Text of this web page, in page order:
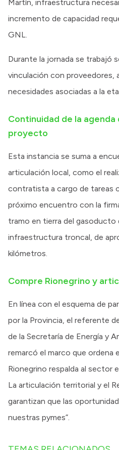
Martín, infraestructura
incremento de capacidad
GNL.
Durante la jornada se trabajó
vinculación con proveedores,
necesidades asociadas a la
Continuidad de la
proyecto
Esta instancia se suma a
articulación local, como el
contratista a cargo de tareas
próximo encuentro con la
tramo en tierra del gasoducto
infraestructura troncal, de
kilómetros.
Compre Rionegrino y
En línea con el esquema de
por la Provincia, el referente
de la Secretaría de Energía y
remarcó el marco que ordena
Rionegrino respalda al sector
La articulación territorial y el
garantizan que las
nuestras pymes”.